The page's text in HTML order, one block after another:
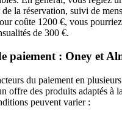
la réservation, suivi de
coûte 1200 €, vous
de 300 €.
paiement : Oney et
du paiement en
offre des produits adaptés à
peuvent varier :